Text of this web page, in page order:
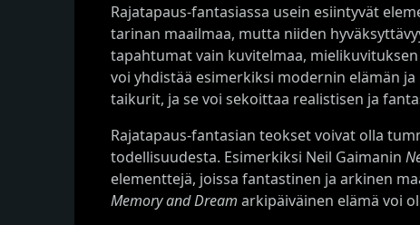
Rajatapaus-fantasiassa usein esiintyvät
tarinan maailmaa, mutta niiden
tapahtumat vain kuvitelmaa,
voi yhdistää esimerkiksi modernin elämän
taikurit, ja se voi sekoittaa realistisen ja
Rajatapaus-fantasian teokset voivat olla
todellisuudesta. Esimerkiksi Neil Gaimanin
elementtejä, joissa fantastinen ja arkinen
Memory and Dream arkipäiväinen elämä voi